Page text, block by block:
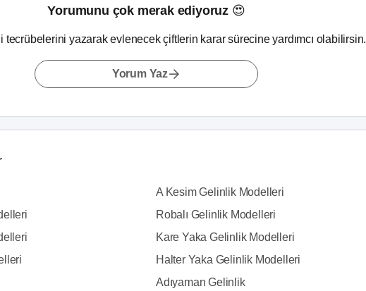
Yorumunu çok merak ediyoruz 😍
tecrübelerini yazarak evlenecek çiftlerin karar sürecine yardımcı olabilirsin.
Yorum Yaz
A Kesim Gelinlik Modelleri
Robalı Gelinlik Modelleri
Kare Yaka Gelinlik Modelleri
Halter Yaka Gelinlik Modelleri
Adıyaman Gelinlik